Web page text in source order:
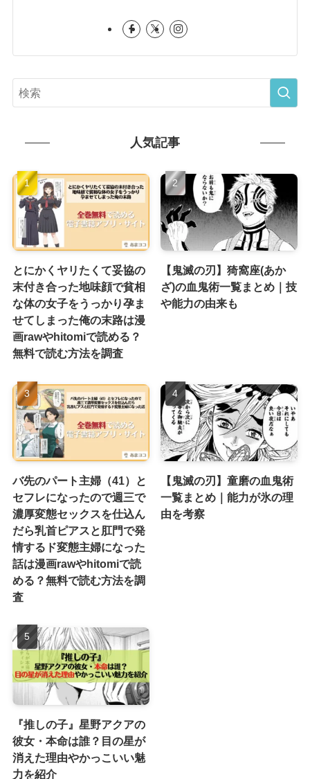
人気記事
とにかくヤリたくて妥協の
末付き合った地味顔で貧相
な体の女子をうっかり孕ま
せてしまった俺の末路は漫
画rawやhitomiで読める？
無料で読む方法を調査
【鬼滅の刃】猗窩座(あか
ざ)の血鬼術一覧まとめ｜技
や能力の由来も
バ先のパート主婦（41）と
セフレになったので週三で
濃厚変態セックスを仕込ん
だら乳首ピアスと肛門で発
情するド変態主婦になった
話は漫画rawやhitomiで読
める？無料で読む方法を調
査
【鬼滅の刃】童磨の血鬼術
一覧まとめ｜能力が氷の理
由を考察
『推しの子』星野アクアの
彼女・本命は誰？目の星が
消えた理由やかっこいい魅
力を紹介